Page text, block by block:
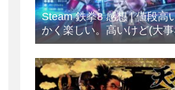
Steam 鉄拳8 感想 | 値段高
かく楽しい。高いけど(大
ので2回)。